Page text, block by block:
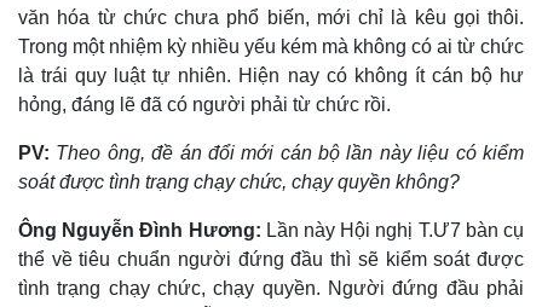
văn hóa từ chức chưa phổ biến, mới chỉ là kêu gọi thôi.
Trong một nhiệm kỳ nhiều yếu kém mà không có ai từ chức
là trái quy luật tự nhiên. Hiện nay có không ít cán bộ hư
hỏng, đáng lẽ đã có người phải từ chức rồi.
PV: Theo ông, đề án đổi mới cán bộ lần này liệu có kiểm
soát được tình trạng chạy chức, chạy quyền không?
Ông Nguyễn Đình Hương: Lần này Hội nghị T.Ư7 bàn cụ
thể về tiêu chuẩn người đứng đầu thì sẽ kiểm soát được
tình trạng chạy chức, chạy quyền. Người đứng đầu phải